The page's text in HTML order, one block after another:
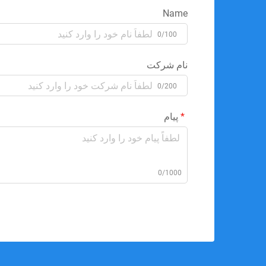
Name
0/100
نام شرکت
0/200
پیام
0/1000